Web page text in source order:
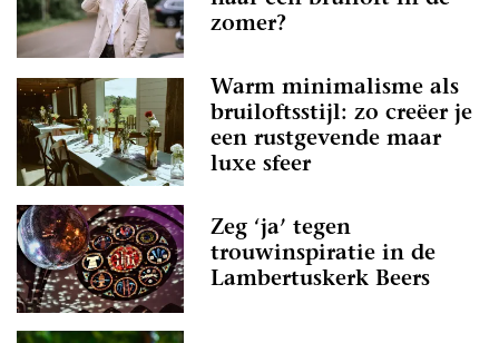
zomer?
Warm minimalisme als
bruiloftsstijl: zo creëer je
een rustgevende maar
luxe sfeer
Zeg ‘ja’ tegen
trouwinspiratie in de
Lambertuskerk Beers